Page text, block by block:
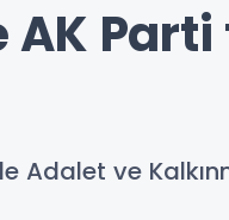
AK
Adalet ve